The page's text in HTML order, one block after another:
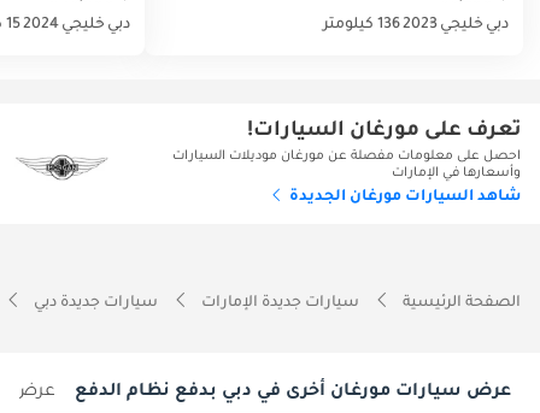
دبي خليجي 2023136 كيلومتر دبي خليجي 202415 كيلومتر
تعرف على مورغان السيارات!
احصل على معلومات مفصلة عن مورغان موديلات السيارات
وأسعارها في الإمارات
شاهد السيارات مورغان الجديدة
الصفحة الرئيسية سيارات جديدة الإمارات سيارات جديدة دبي
عرض سيارات مورغان أخرى في دبي بدفع نظام الدفع عرض